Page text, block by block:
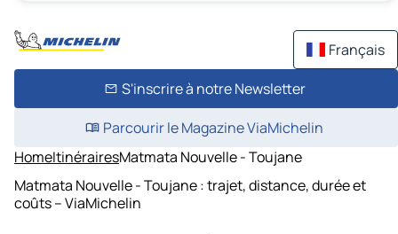
Français
S'inscrire à notre Newsletter
Parcourir le Magazine ViaMichelin
HomeItinérairesMatmata Nouvelle - Toujane
Matmata Nouvelle - Toujane : trajet, distance, durée et
coûts – ViaMichelin